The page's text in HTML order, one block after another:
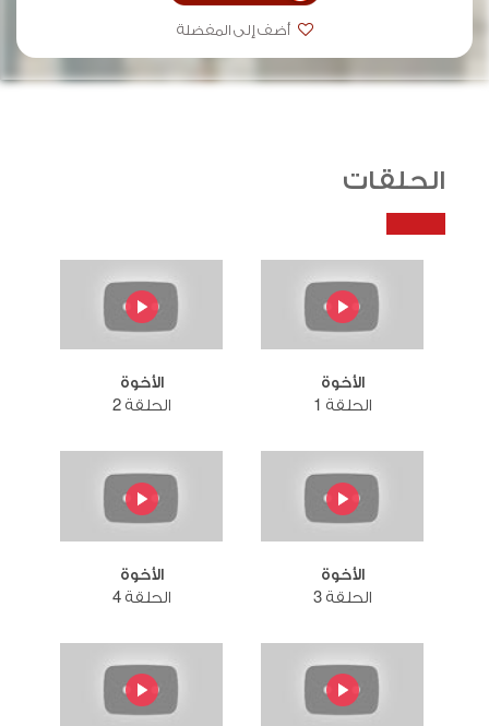
أضف إلى المفضلة
الحلقات
الأخوة
الحلقة 1
الأخوة
الحلقة 2
الأخوة
الحلقة 3
الأخوة
الحلقة 4